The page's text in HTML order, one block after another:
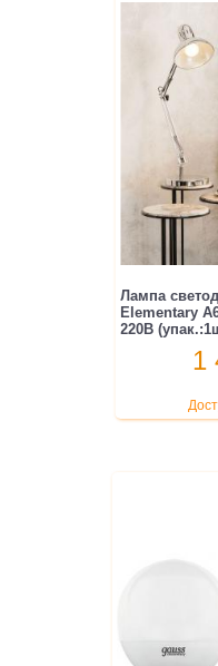
Лампа
Elementary
220B
1